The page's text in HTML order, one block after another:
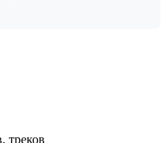
треков